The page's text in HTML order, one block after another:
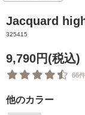
Jacquard
325415
9,790円(税込)
66件
他のカラー